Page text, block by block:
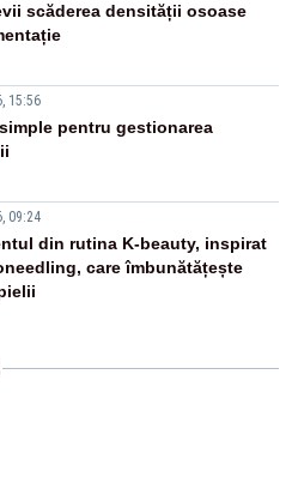
scăderea densității osoase
15:56
pentru gestionarea
09:24
din rutina K-beauty, inspirat
care îmbunătățește